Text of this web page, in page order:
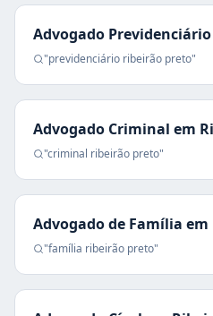
Advogado Previdenciário
"previdenciário ribeirão preto"
Advogado Criminal em
"criminal ribeirão preto"
Advogado de Família em
"família ribeirão preto"